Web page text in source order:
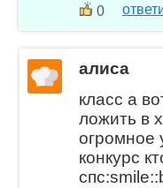
0
алиса
класс а
ложить в
огромное
конкурс